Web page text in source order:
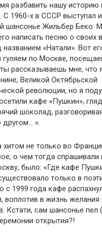
разбавить нашу историю
С 1960-х в СССР выступал
шансонье Жильбер Беко.
написать песню о своих
«Натали». Вот
гуляем по Москве,
рассказываешь мне, что
Великой Октябрьской
революции, но я
кафе «Пушкин»,
шоколад,
».
хитом не только во
о чем тогда спрашивали
было: «Где кафе
только в
с 1999 года кафе
воплотив в жизнь желания
Кстати, сам шансонье пел
открытия?!